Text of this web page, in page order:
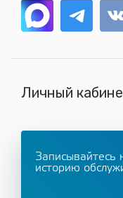
Личный
Записывайтесь
историю